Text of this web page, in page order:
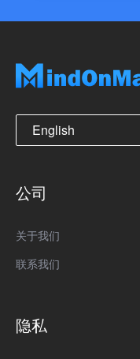
English
公司
关于我们
联系我们
隐私